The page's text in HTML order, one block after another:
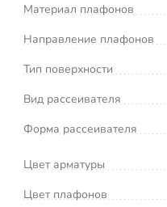
Материал плафонов
Направление плафонов
Тип поверхности
Вид рассеивателя
Форма рассеивателя
Цвет арматуры
Цвет плафонов